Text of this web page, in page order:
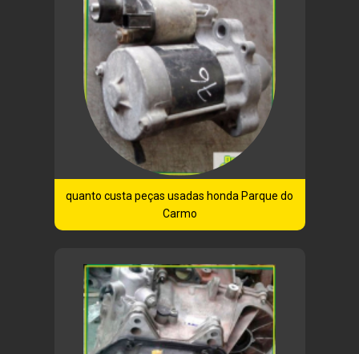
quanto custa peças usadas honda Parque do
Carmo